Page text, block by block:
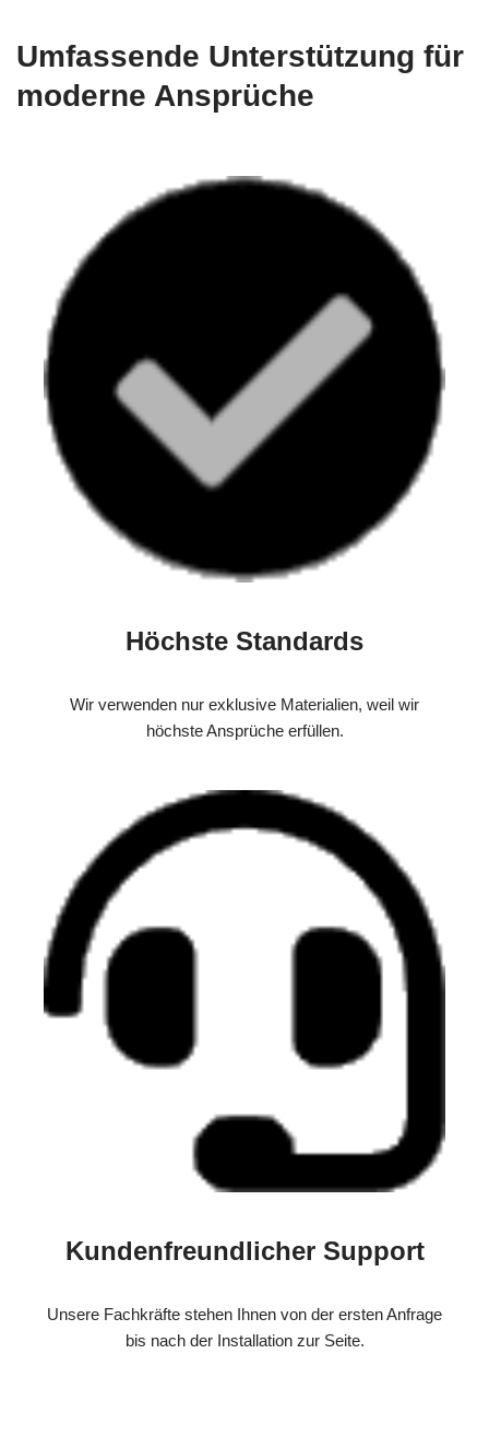
Umfassende Unterstützung für
moderne Ansprüche
Höchste Standards
Wir verwenden nur exklusive Materialien, weil wir
höchste Ansprüche erfüllen.
Kundenfreundlicher Support
Unsere Fachkräfte stehen Ihnen von der ersten Anfrage
bis nach der Installation zur Seite.